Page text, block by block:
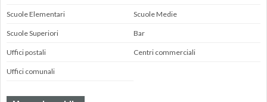
Scuole Elementari Scuole Medie
Scuole Superiori Bar
Uffici postali Centri commerciali
Uffici comunali